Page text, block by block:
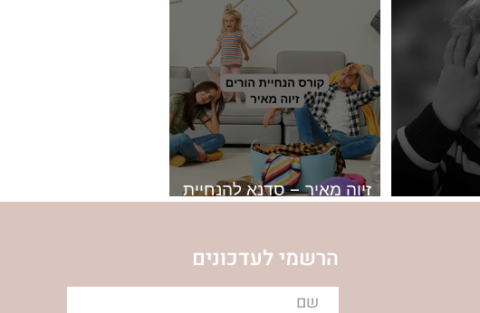
זיוה מאיר – סדנא להנחיית
הרשמי לעדכונים